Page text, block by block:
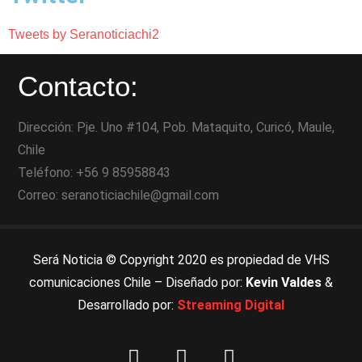
Tweets by Seranoticiachi2
Contacto:
Dirección: Pje. Uno #104, Pob. Mataquito, Curicó, Maule,
Chile
Teléfono: +56 9 85958843
Correo: seranoticiachile@gmail.com
Será Noticia © Copyright 2020 es propiedad de VHS
comunicaciones Chile – Diseñado por: Kevin Valdes &
Desarrollado por: Streaming Digital